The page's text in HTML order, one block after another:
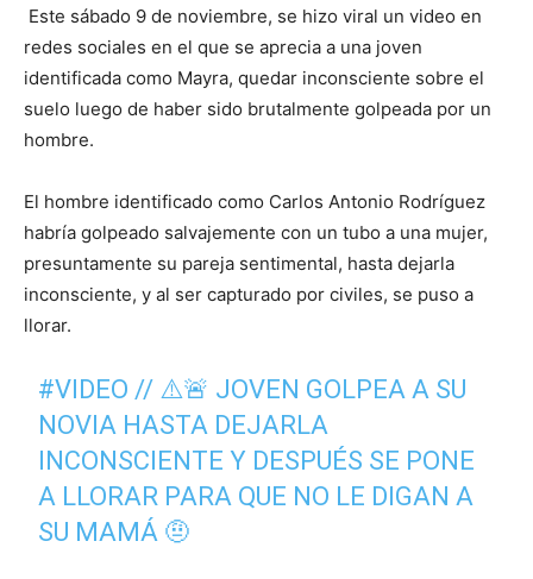
Este sábado 9 de noviembre, se hizo viral un video en
redes sociales en el que se aprecia a una joven
identificada como Mayra, quedar inconsciente sobre el
suelo luego de haber sido brutalmente golpeada por un
hombre.
El hombre identificado como Carlos Antonio Rodríguez
habría golpeado salvajemente con un tubo a una mujer,
presuntamente su pareja sentimental, hasta dejarla
inconsciente, y al ser capturado por civiles, se puso a
llorar.
#VIDEO // ⚠️🚨 JOVEN GOLPEA A SU
NOVIA HASTA DEJARLA
INCONSCIENTE Y DESPUÉS SE PONE
A LLORAR PARA QUE NO LE DIGAN A
SU MAMÁ 🤨